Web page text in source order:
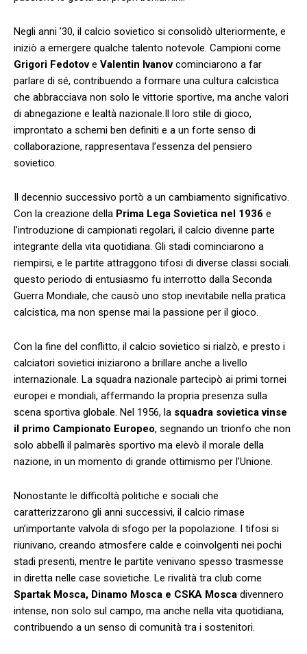
Negli​ anni ’30,⁢ il calcio sovietico si consolidò ‍ulteriormente, e
iniziò⁤ a emergere qualche talento notevole. Campioni come ⁢
Grigori Fedotove Valentin Ivanovcominciarono a far
parlare di sé, contribuendo⁣ a formare una ⁤cultura calcistica
che abbracciava ⁤non solo ⁤le vittorie sportive, ma ​anche valori
di abnegazione ⁤e lealtà nazionale.Il loro stile di ⁢gioco,
improntato‍ a schemi ben ‍definiti e a un forte senso di
collaborazione, rappresentava l’essenza del pensiero
⁣sovietico.
Il decennio successivo portò a un cambiamento significativo.
‌Con la‍ creazione della Prima Lega Sovietica ⁣nel 1936 e
l’introduzione di campionati regolari,​ il⁤ calcio ⁤divenne parte
integrante⁤ della vita quotidiana. ⁤Gli stadi cominciarono a ​
riempirsi, e le ⁣partite attraggono⁢ tifosi di diverse classi sociali.
questo periodo di entusiasmo fu interrotto​ dalla Seconda
Guerra Mondiale, che causò⁤ uno stop inevitabile ⁢nella pratica‍
calcistica,‍ ma non spense ​mai la ⁤passione⁣ per il gioco.
Con la fine⁤ del ⁤conflitto, il calcio sovietico si ⁣rialzò, ⁣e presto i
calciatori⁣ sovietici​ iniziarono a ‍brillare anche⁤ a⁣ livello⁢
internazionale. La squadra nazionale partecipò ai primi tornei
europei e​ mondiali, affermando la propria​ presenza sulla
‌scena ⁤sportiva‌ globale. Nel​ 1956, la squadra ‍sovietica vinse
il primo ⁢Campionato Europeo, segnando un trionfo che non
solo abbellì il palmarès⁢ sportivo ma elevò il morale​ della
nazione, in ​un‌ momento ​di grande⁣ ottimismo‍ per⁢ l’Unione.
Nonostante le difficoltà⁤ politiche e sociali che
caratterizzarono ‌gli anni successivi,‍ il calcio rimase
un’importante ⁢valvola di sfogo per la popolazione.​ I tifosi si‌
riunivano, ‍creando atmosfere calde e‍ coinvolgenti nei pochi⁤
stadi⁢ presenti,⁤ mentre​ le ⁣partite venivano spesso trasmesse
in diretta ‍nelle case sovietiche. Le ​rivalità tra club ⁣come‌
Spartak Mosca, Dinamo Mosca e CSKA Mosca divennero
intense, non solo sul campo, ⁣ma anche nella vita quotidiana,
contribuendo a⁢ un senso ⁤di comunità tra i sostenitori.